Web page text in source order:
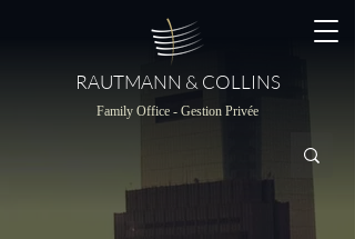
RAUTMANN & COLLINS
Family Office - Gestion Privée